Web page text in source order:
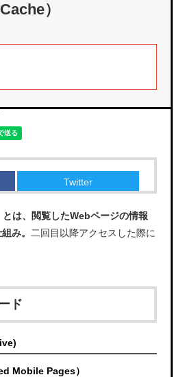
Twitter
）
は、閲覧したWebページの情報
み。
二回目以降アクセスした際に
ド
Mobile Pages）